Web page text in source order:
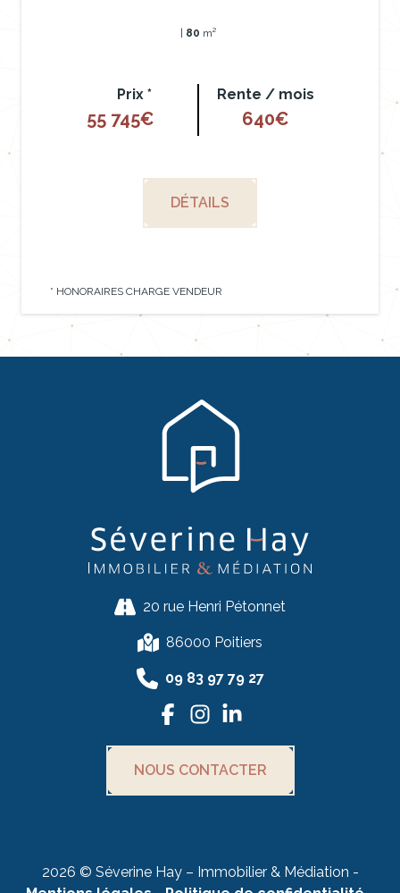
| 80 m²
Prix *
55 745€
Rente / mois
640€
DÉTAILS
* HONORAIRES CHARGE VENDEUR
20 rue Henri Pétonnet
86000 Poitiers
09 83 97 79 27
NOUS CONTACTER
2026 © Séverine Hay – Immobilier & Médiation -